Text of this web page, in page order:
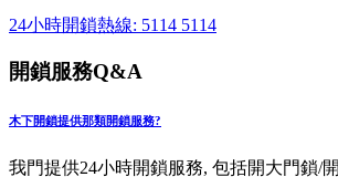
24小時開鎖熱線: 5114 5114
開鎖服務Q&A
木下開鎖提供那類開鎖服務?
我門提供24小時開鎖服務, 包括開大門鎖/